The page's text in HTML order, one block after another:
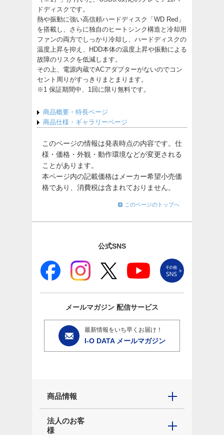
ドディスクです。
熱や振動に強い高信頼ハードディスク「WD Red」
を搭載し、さらに独自のヒートシンク構造と冷却用
ファンの両方でしっかり冷却し、ハードディスクの
温度上昇を抑え、HDD本体の温度上昇や振動による
故障のリスクを低減します。
その上、電源内蔵でACアダプターがないのでコン
セント周りがすっきりまとまります。
※1 保証期間中、1回に限り無料です。
商品概要・特長ページ
商品仕様・ギャラリーページ
このページの情報は発表時点の内容です。仕
様・価格・外観・動作環境などが変更される
ことがあります。
本ページ内の記載価格はメーカー希望小売価
格であり、消費税は含まれておりません。
このページのトップへ
公式SNS
メールマガジン 配信サービス
最新情報をいち早くお届け！
I-O DATA メールマガジン
商品情報
法人のお客
様